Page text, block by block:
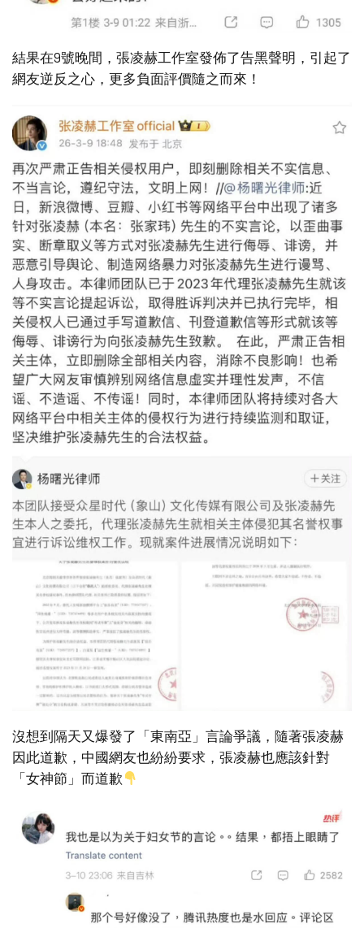
結果在9號晚間，張凌赫工作室發佈了告黑聲明，引起了
網友逆反之心，更多負面評價隨之而來！
沒想到隔天又爆發了「東南亞」言論爭議，隨著張凌赫
因此道歉，中國網友也紛紛要求，張凌赫也應該針對
「女神節」而道歉